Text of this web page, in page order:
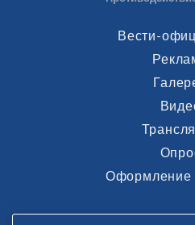
Вести-
Оформление